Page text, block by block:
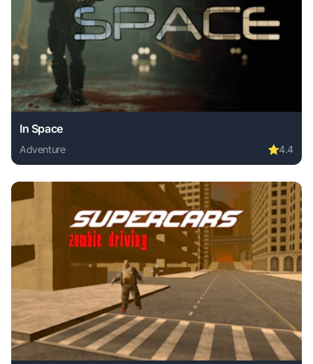
In Space
Adventure ⭐4.4
Play In Space online free. adventure game, no download